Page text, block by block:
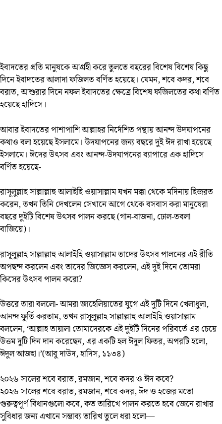
ইবাদতের প্রতি মানুষকে আগ্রহী করে তুলতে বছরের বিশেষ বিশেষ কিছু
দিনে ইবাদতের আলাদা ফজিলত বর্ণিত হয়েছে। যেমন, শবে কদর, শবে
বরাত, আশুরার দিনে নফল ইবাদতের ক্ষেত্রে বিশেষ ফজিলতের কথা বর্ণিত
হয়েছে হাদিসে।
আবার ইবাদতের পাশাপাশি আল্লাহর নির্দেশিত পন্থায় আনন্দ উদযাপনের
কথাও বলা হয়েছে ইসলামে। উদযাপনের জন্য বছরে দুই ঈদ রাখা হয়েছে
ইসলামে। ঈদের উৎসব এবং আনন্দ-উদযাপনের ব্যাপারে এক হাদিসে
বর্ণিত হয়েছে-
রাসূলুল্লাহ সাল্লাল্লাহু আলাইহি ওয়াসাল্লাম যখন মক্কা থেকে মদিনায় হিজরত
করেন, তখন তিনি দেখলেন সেখানে আগে থেকে বসবাস করা মানুষেরা
বছরে দুইটি বিশেষ উৎসব পালন করছে (গান-বাজনা, ঢোল-তবলা
বাজিয়ে)।
রাসূলুল্লাহ সাল্লাল্লাহু আলাইহি ওয়াসাল্লাম তাদের উৎসব পালনের এই রীতি
অপছন্দ করলেন এবং তাদের জিজ্ঞেস করলেন, এই দুই দিনে তোমরা
কিসের উৎসব পালন করো?
উত্তরে তারা বললো- আমরা জাহেলিয়াতের যুগে এই দুটি দিনে খেলাধুলা,
আনন্দ ফুর্তি করতাম, তখন রাসূলুল্লাহ সাল্লাল্লাহু আলাইহি ওয়াসাল্লাম
বললেন, ‘আল্লাহ তায়ালা তোমাদেরকে এই দুইটি দিনের পরিবর্তে এর চেয়ে
উত্তম দুটি দিন দান করেছেন, এর একটি হল ঈদুল ফিতর, অপরটি হলো,
ঈদুল আজহা।’(আবু দাউদ, হাদিস, ১১৩৪)
২০২৬ সালের শবে বরাত, রমজান, শবে কদর ও ঈদ কবে?
২০২৬ সালের শবে বরাত, রমজান, শবে কদর, ঈদ ও হজের মতো
গুরুত্বপূর্ণ বিধানগুলো কবে, কত তারিখে পালন করতে হবে জেনে রাখার
সুবিধার জন্য এখানে সম্ভাব্য তারিখ তুলে ধরা হলো—